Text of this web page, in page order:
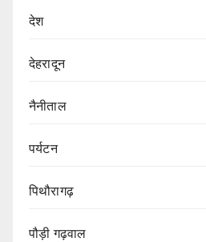
देश
देहरादून
नैनीताल
पर्यटन
पिथौरागढ़
पौड़ी गढ़वाल